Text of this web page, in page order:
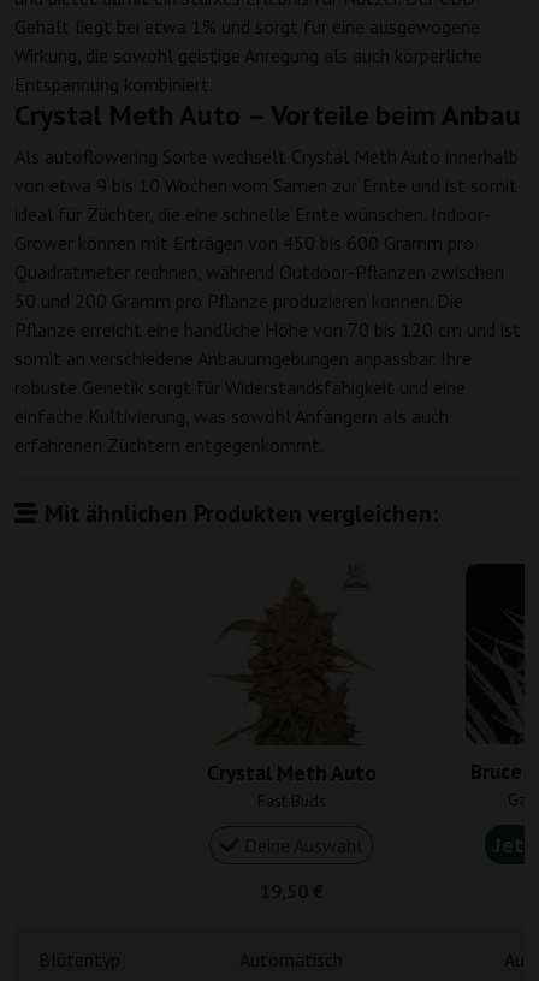
Gehalt liegt bei etwa 1% und sorgt für eine ausgewogene
Wirkung, die sowohl geistige Anregung als auch körperliche
Entspannung kombiniert.
Crystal Meth Auto – Vorteile beim Anbau
Als autoflowering Sorte wechselt Crystal Meth Auto innerhalb
von etwa 9 bis 10 Wochen vom Samen zur Ernte und ist somit
ideal für Züchter, die eine schnelle Ernte wünschen. Indoor-
Grower können mit Erträgen von 450 bis 600 Gramm pro
Quadratmeter rechnen, während Outdoor-Pflanzen zwischen
50 und 200 Gramm pro Pflanze produzieren können. Die
Pflanze erreicht eine handliche Höhe von 70 bis 120 cm und ist
somit an verschiedene Anbauumgebungen anpassbar. Ihre
robuste Genetik sorgt für Widerstandsfähigkeit und eine
einfache Kultivierung, was sowohl Anfängern als auch
erfahrenen Züchtern entgegenkommt.
Mit ähnlichen Produkten vergleichen:
Crystal Meth Auto
Fast Buds
Bruce